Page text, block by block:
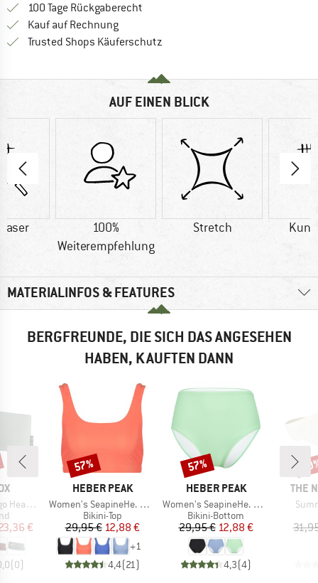
100 Tage Rückgaberecht
Kauf auf RechnungFinde die Zahlungs-Infos hier! Öffnet
Trusted Shops Käuferschutz
AUF EINEN BLICK
100%
Weiterempfehlung
Stretch
MATERIALINFOS & FEATURES
BERGFREUNDE, DIE SICH DAS ANGESEHEN
HABEN, KAUFTEN DANN
Preis
€
(0)
MARKE
HEBER PEAK
Artikel
Women's SeapineHe. Bikini Top
Produktgruppe
Bikini-Top
Preis
29,95 €reduzierter Preis
12,88 €
+1
4,4(21 )
Rabatt
57%
MARKE
HEBER PEAK
Artikel
Women's SeapineHe. Bikini Pants High Waist
Produktgruppe
Bikini-Bottom
Preis
29,95 €reduzierter Preis
12,88 €
4,3(4)
Rabatt
57%
THE